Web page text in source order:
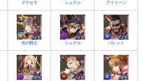
グラセラ シュテル アイリーン
光の戦士 シュテル バレット